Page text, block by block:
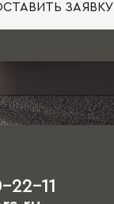
ЗАЯВКУ
22-11